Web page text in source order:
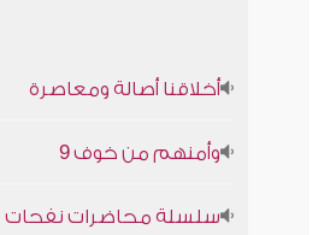
أخلاقنا أصالة ومعاصرة
وأمنهم من خوف 9
سلسلة محاضرات نفحات